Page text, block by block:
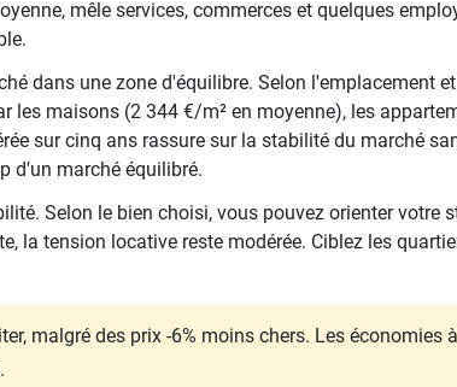
mêle services, commerces et quelques
dans une zone d'équilibre. Selon l'emplacement
les maisons (2 344 €/m² en moyenne), les
sur cinq ans rassure sur la stabilité du marché
d'un marché équilibré.
Selon le bien choisi, vous pouvez orienter votre
la tension locative reste modérée. Ciblez les
malgré des prix -6% moins chers. Les économies